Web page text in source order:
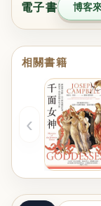
電子書 博客
相關書籍
‹